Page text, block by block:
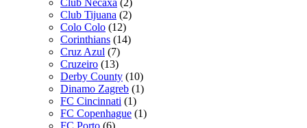
Club Necaxa (2)
Club Tijuana (2)
Colo Colo (12)
Corinthians (14)
Cruz Azul (7)
Cruzeiro (13)
Derby County (10)
Dinamo Zagreb (1)
FC Cincinnati (1)
FC Copenhague (1)